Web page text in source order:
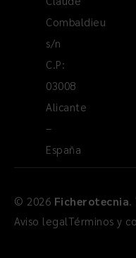
Combaldieu
s/n
C.P:
03008
Alicante
–
España
© 2026 Ficherotecnia.
Aviso legalTérminos y